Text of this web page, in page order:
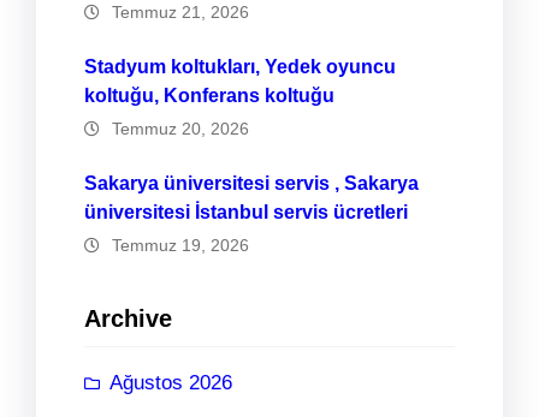
Temmuz 21, 2026
Stadyum koltukları, Yedek oyuncu
koltuğu, Konferans koltuğu
Temmuz 20, 2026
Sakarya üniversitesi servis , Sakarya
üniversitesi İstanbul servis ücretleri
Temmuz 19, 2026
Archive
Ağustos 2026